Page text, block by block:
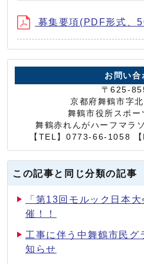
募集要項(PDF形式、
お問い合
〒625-
京都府舞鶴市字
舞鶴市役所スポ
舞鶴赤れんがハーフマラ
【TEL】0773-66-1058
この記事と同じ分類の記事
「第13回モルック日本
催！！
工事に伴う中舞鶴市民グ
知らせ